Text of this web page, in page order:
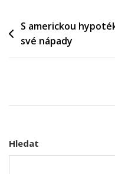
Navigace
pro
S americkou
své nápady
Hledat